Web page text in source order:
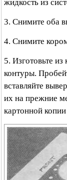
жидкость из
3. Снимите оба
4. Снимите
5. Изготовьте
контуры.
вставляйте
их на прежние
картонной